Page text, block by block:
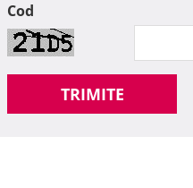
Cod
TRIMITE